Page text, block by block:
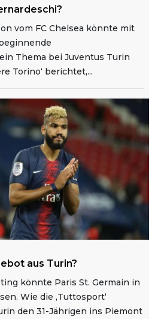
vom FC Chelsea könnte mit
Thema bei Juventus Turin
Torino‘ berichtet,...
aus Turin?
könnte Paris St. Germain in
Wie die ‚Tuttosport‘
den 31-Jährigen ins Piemont